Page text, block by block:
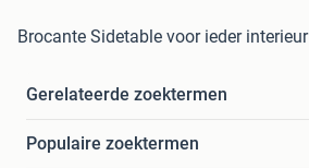
Brocante Sidetable voor ieder interieur
Gerelateerde zoektermen
Populaire zoektermen